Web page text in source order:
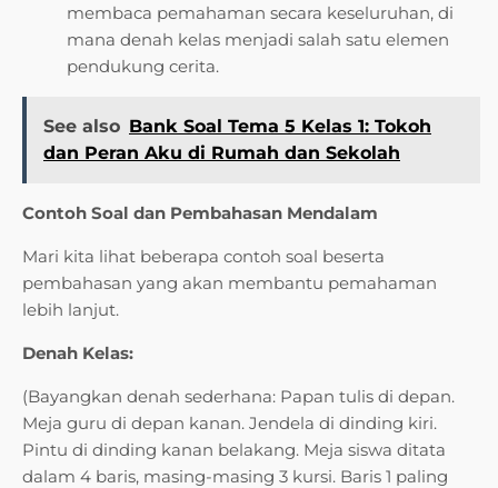
membaca pemahaman secara keseluruhan, di
mana denah kelas menjadi salah satu elemen
pendukung cerita.
See also Bank Soal Tema 5 Kelas 1: Tokoh
dan Peran Aku di Rumah dan Sekolah
Contoh Soal dan Pembahasan Mendalam
Mari kita lihat beberapa contoh soal beserta
pembahasan yang akan membantu pemahaman
lebih lanjut.
Denah Kelas:
(Bayangkan denah sederhana: Papan tulis di depan.
Meja guru di depan kanan. Jendela di dinding kiri.
Pintu di dinding kanan belakang. Meja siswa ditata
dalam 4 baris, masing-masing 3 kursi. Baris 1 paling